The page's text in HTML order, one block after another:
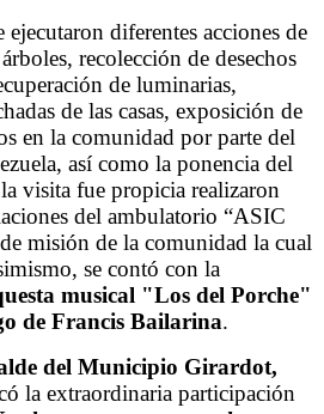
diferentes acciones de
recolección de desechos
de luminarias,
de las casas, exposición de
en la comunidad por parte del
así como la ponencia del
visita fue propicia realizaron
del ambulatorio “ASIC
misión de la comunidad la cual
se contó con la
musical "Los del Porche"
de Francis Bailarina.
del Municipio Girardot,
la extraordinaria participación